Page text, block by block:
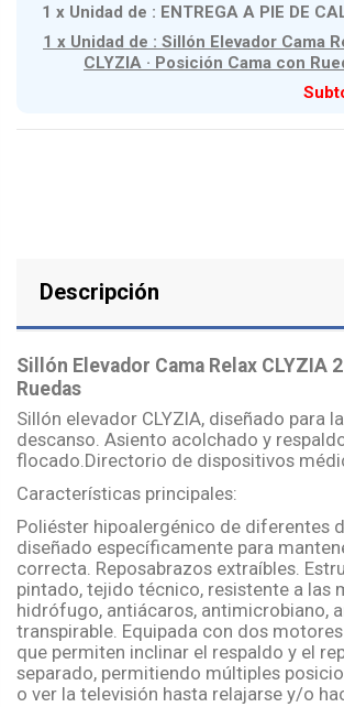
1 x Unidad de : ENTREGA A PIE DE
1 x Unidad de : Sillón Elevador Cama
CLYZIA · Posición Cama con
Descripción
Sillón Elevador Cama Relax CLYZIA
Ruedas
Sillón elevador CLYZIA, diseñado para
descanso. Asiento acolchado y
flocado.Directorio de dispositivos
Características principales:
Poliéster hipoalergénico de diferentes
diseñado específicamente para
correcta. Reposabrazos extraíbles.
pintado, tejido técnico, resistente a las
hidrófugo, antiácaros, antimicrobiano,
transpirable. Equipada con dos
que permiten inclinar el respaldo y el
separado, permitiendo múltiples
o ver la televisión hasta relajarse y/o